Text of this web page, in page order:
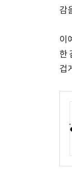
감
이
한
겁